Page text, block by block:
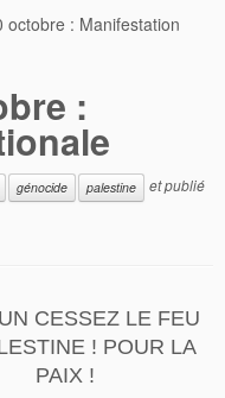
octobre : Manifestation
:
génocide palestine
et publié
CESSEZ LE FEU
! POUR LA
PAIX !